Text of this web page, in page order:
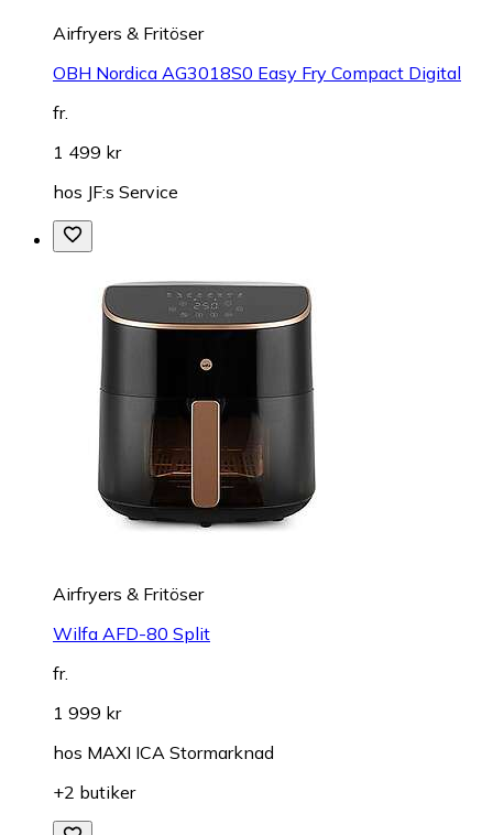
Airfryers & Fritöser
OBH Nordica AG3018S0 Easy Fry Compact Digital
fr.
1 499 kr
hos JF:s Service
Airfryers & Fritöser
Wilfa AFD-80 Split
fr.
1 999 kr
hos MAXI ICA Stormarknad
+2 butiker